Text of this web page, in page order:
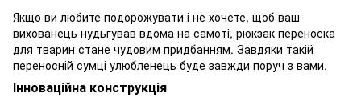
Якщо ви любите подорожувати і не хочете, щоб ваш
вихованець нудьгував вдома на самоті, рюкзак переноска
для тварин стане чудовим придбанням. Завдяки такій
переносній сумці улюбленець буде завжди поруч з вами.
Інноваційна конструкція